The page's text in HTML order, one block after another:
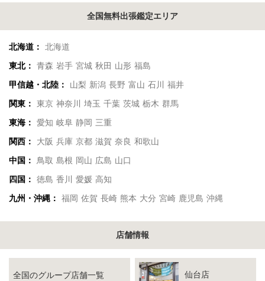
全国無料出張鑑定エリア
北海道：
北海道
東北：
青森 岩手 宮城 秋田 山形 福島
甲信越・北陸：
山梨 新潟 長野 富山 石川
福井
関東：
東京 神奈川 埼玉 千葉 茨城 栃木 群馬
東海：
愛知 岐阜 静岡 三重
関西：
大阪 兵庫 京都 滋賀 奈良 和歌山
中国：
鳥取 島根 岡山 広島 山口
四国：
徳島 香川 愛媛 高知
九州・沖縄：
福岡 佐賀 長崎 熊本 大分 宮崎 鹿児島 沖縄
店舗情報
全国のグループ店舗一覧 仙台店